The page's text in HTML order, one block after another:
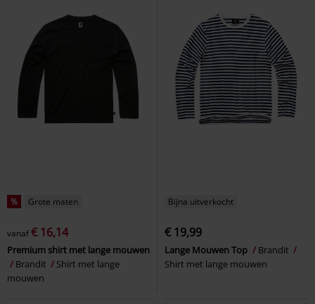
% Grote maten
vanaf€ 16,14
Premium shirt met lange mouwen
Brandit
Shirt met lange
mouwen
Bijna uitverkocht
€ 19,99
Lange Mouwen Top
Brandit
Shirt met lange mouwen